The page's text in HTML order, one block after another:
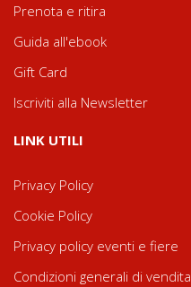
Prenota e ritira
Guida all'ebook
Gift Card
Iscriviti alla Newsletter
LINK UTILI
Privacy Policy
Cookie Policy
Privacy policy eventi e fiere
Condizioni generali di vendita